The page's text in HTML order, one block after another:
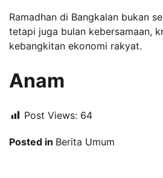
Ramadhan di Bangkalan bukan
tetapi juga bulan kebersamaan,
kebangkitan ekonomi rakyat.
Anam
Post Views: 64
Posted in Berita Umum